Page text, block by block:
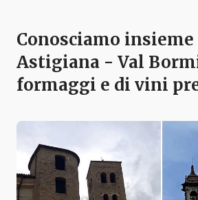
Conosciamo
Astigiana - Val
formaggi e di vini